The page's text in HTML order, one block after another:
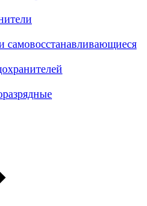
самовосстанавливающиеся